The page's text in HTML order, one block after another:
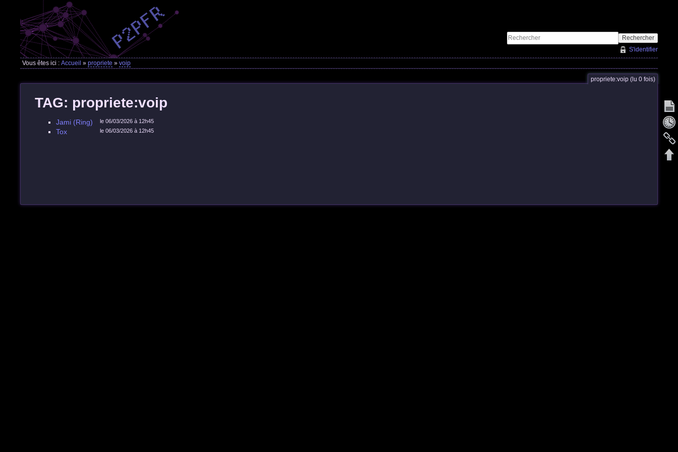
Rechercher
S'identifier
Vous êtes ici :Accueil »propriete »voip
propriete:voip (lu 0 fois)
TAG: propriete:voip
Jami (Ring) le 06/03/2026 à 12h45
Tox le 06/03/2026 à 12h45